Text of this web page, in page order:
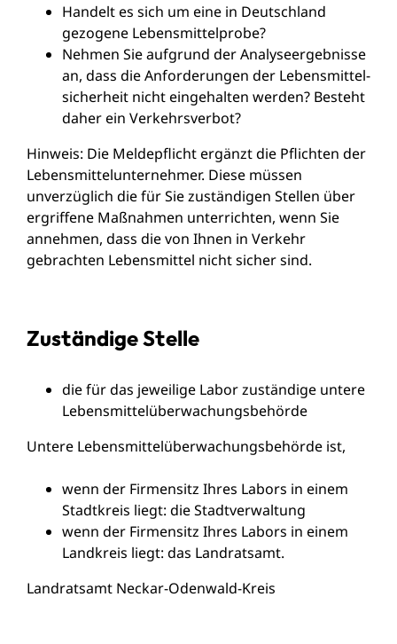
Handelt es sich um eine in Deutschland
gezogene Lebensmittelprobe?
Nehmen Sie aufgrund der Analyseergebnisse
an, dass die Anforderungen der Lebensmittel-
sicherheit nicht eingehalten werden? Besteht
daher ein Verkehrsverbot?
Hinweis: Die Meldepflicht ergänzt die Pflichten der
Lebensmittelunternehmer. Diese müssen
unverzüglich die für Sie zuständigen Stellen über
ergriffene Maßnahmen unterrichten, wenn Sie
annehmen, dass die von Ihnen in Verkehr
gebrachten Lebensmittel nicht sicher sind.
Zuständige Stelle
die für das jeweilige Labor zuständige untere
Lebensmittelüberwachungsbehörde
Untere Lebensmittelüberwachungsbehörde ist,
wenn der Firmensitz Ihres Labors in einem
Stadtkreis liegt: die Stadtverwaltung
wenn der Firmensitz Ihres Labors in einem
Landkreis liegt: das Landratsamt.
Landratsamt Neckar-Odenwald-Kreis